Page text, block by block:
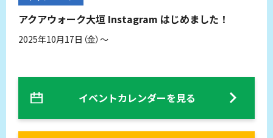
アクアウォーク大垣 Instagram はじめました！
2025年10月17日（金）～
イベントカレンダーを見る